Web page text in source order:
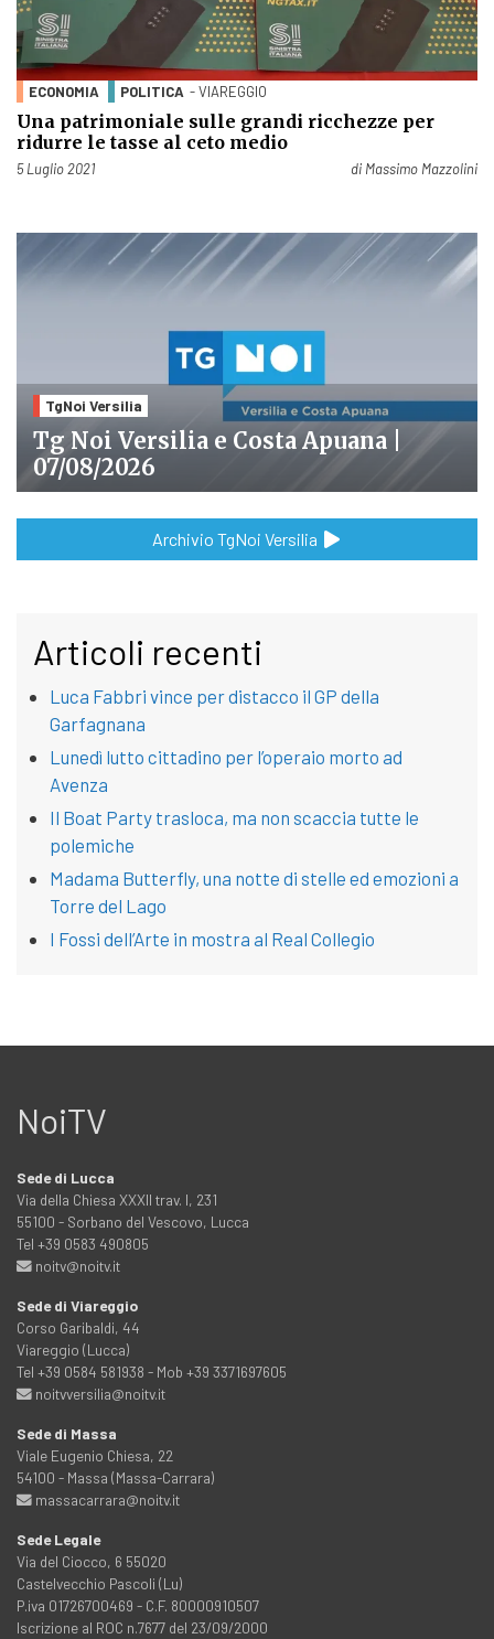
ECONOMIA POLITICA - VIAREGGIO
Una patrimoniale sulle grandi ricchezze per
ridurre le tasse al ceto medio
Pubblicato il
5 Luglio 2021 di Massimo Mazzolini
TgNoi Versilia
Tg Noi Versilia e Costa Apuana |
07/08/2026
Archivio TgNoi Versilia
Articoli recenti
Luca Fabbri vince per distacco il GP della
Garfagnana
Lunedì lutto cittadino per l’operaio morto ad
Avenza
Il Boat Party trasloca, ma non scaccia tutte le
polemiche
Madama Butterfly, una notte di stelle ed emozioni a
Torre del Lago
I Fossi dell’Arte in mostra al Real Collegio
NoiTV
Sede di Lucca
Via della Chiesa XXXII trav. I, 231
55100 - Sorbano del Vescovo, Lucca
Tel +39 0583 490805
noitv@noitv.it
Sede di Viareggio
Corso Garibaldi, 44
Viareggio (Lucca)
Tel +39 0584 581938 - Mob +39 3371697605
noitvversilia@noitv.it
Sede di Massa
Viale Eugenio Chiesa, 22
54100 - Massa (Massa-Carrara)
massacarrara@noitv.it
Sede Legale
Via del Ciocco, 6 55020
Castelvecchio Pascoli (Lu)
P.iva 01726700469 - C.F. 80000910507
Iscrizione al ROC n.7677 del 23/09/2000